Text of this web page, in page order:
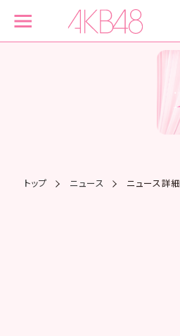
トップ ニュース ニュース詳細